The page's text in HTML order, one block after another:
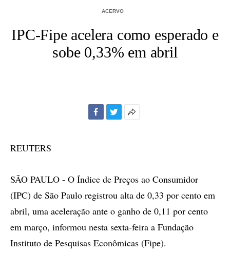
ACERVO
IPC-Fipe acelera como esperado e
sobe 0,33% em abril
REUTERS
SÃO PAULO - O Índice de Preços ao Consumidor
(IPC) de São Paulo registrou alta de 0,33 por cento em
abril, uma aceleração ante o ganho de 0,11 por cento
em março, informou nesta sexta-feira a Fundação
Instituto de Pesquisas Econômicas (Fipe).